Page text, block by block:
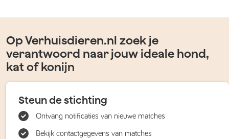
Op Verhuisdieren.nl zoek je
verantwoord naar jouw ideale hond,
kat of konijn
Steun de stichting
Ontvang notificaties van nieuwe matches
Bekijk contactgegevens van matches